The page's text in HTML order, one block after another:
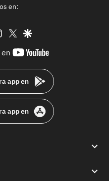
en:
instagram
twittergoogle
youtube-
app en
app en